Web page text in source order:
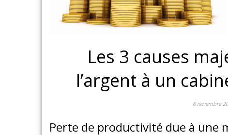
Les 3 causes
l’argent à un
6 novembre
Perte de productivité due à une